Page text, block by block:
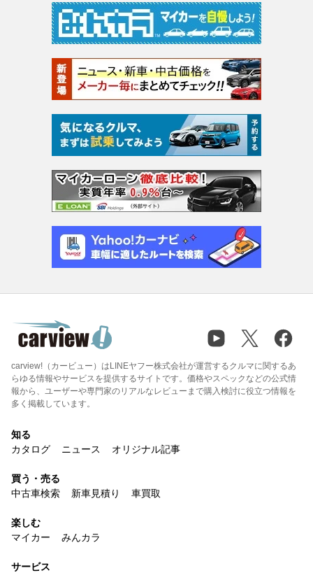
carview!（カービュー）はLINEヤフー株式会社が運営するクルマに関するあ
らゆる情報やサービスを提供するサイトです。価格やスペックなどの公式情
報から、ユーザーや専門家のリアルなレビューまで購入検討に役立つ情報を
多く掲載しています。
知る
カタログ
ニュース オリジナル記事
買う・売る
中古車検索
新車見積り 車買取
楽しむ
マイカー
みんカラ
サービス